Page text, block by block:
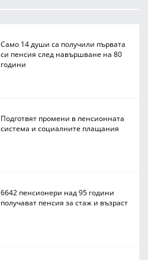
Само 14 души са получили първата
си пенсия след навършване на 80
години
Подготвят промени в пенсионната
система и социалните плащания
6642 пенсионери над 95 години
получават пенсия за стаж и възраст